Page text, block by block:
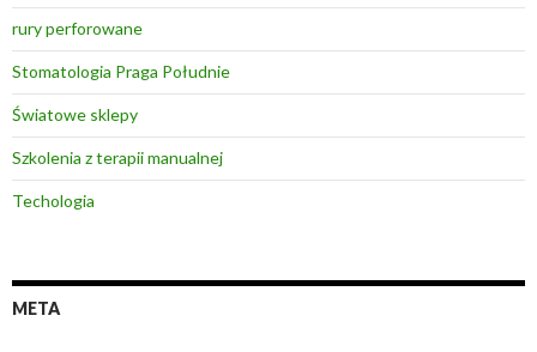
rury perforowane
Stomatologia Praga Południe
Światowe sklepy
Szkolenia z terapii manualnej
Techologia
META